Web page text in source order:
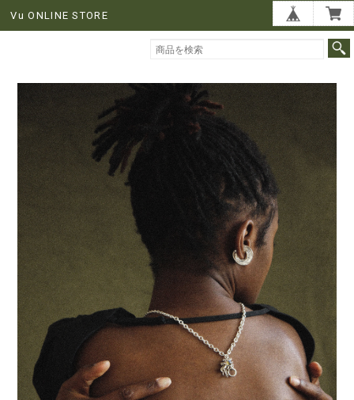
Vu ONLINE STORE